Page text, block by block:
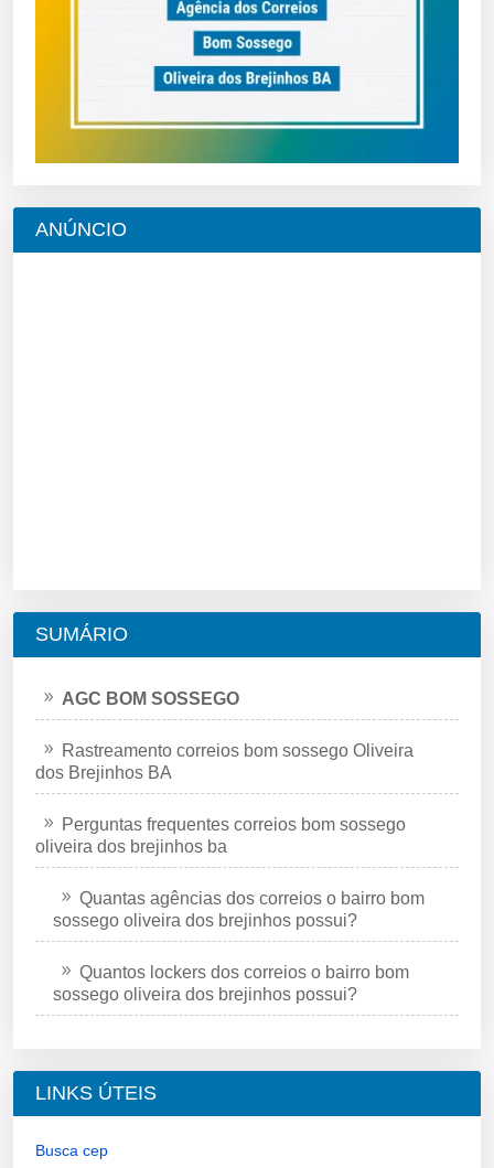
ANÚNCIO
SUMÁRIO
AGC BOM SOSSEGO
Rastreamento correios bom sossego Oliveira
dos Brejinhos BA
Perguntas frequentes correios bom sossego
oliveira dos brejinhos ba
Quantas agências dos correios o bairro bom
sossego oliveira dos brejinhos possui?
Quantos lockers dos correios o bairro bom
sossego oliveira dos brejinhos possui?
LINKS ÚTEIS
Busca cep